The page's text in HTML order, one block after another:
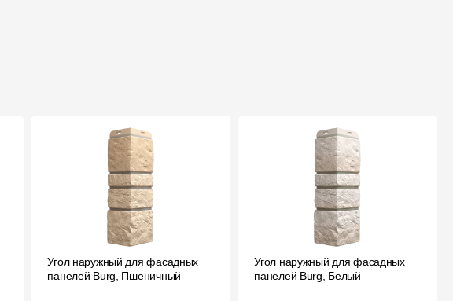
Угол наружный для фасадных
панелей Burg, Пшеничный
Угол наружный для фасадных
панелей Burg, Белый